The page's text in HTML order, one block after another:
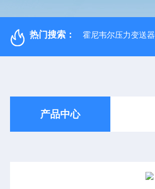
热门搜索： 霍尼韦尔压力变送器
产品中心